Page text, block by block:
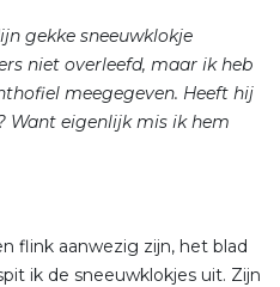
gekke sneeuwklokje
niet overleefd, maar ik heb
meegegeven. Heeft hij
Want eigenlijk mis ik hem
flink aanwezig zijn, het blad
ik de sneeuwklokjes uit. Zijn